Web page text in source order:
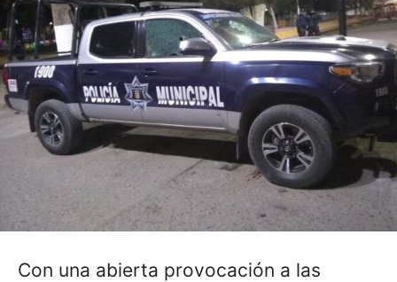
Con una abierta provocación a las